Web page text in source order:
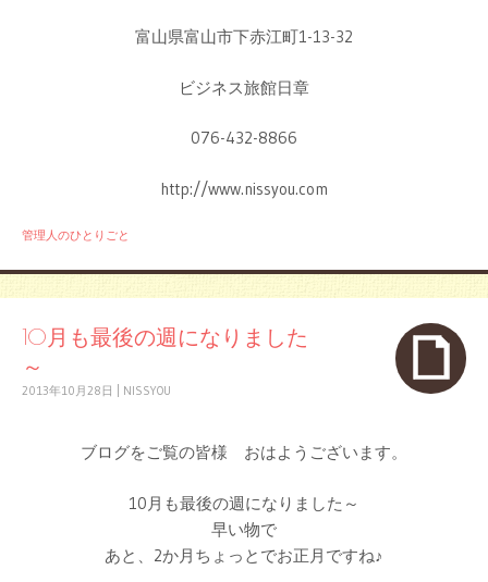
富山県富山市下赤江町1-13-32
ビジネス旅館日章
076-432-8866
http://www.nissyou.com
管理人のひとりごと
10月も最後の週になりました
～
2013年10月28日 NISSYOU
ブログをご覧の皆様 おはようございます。
10月も最後の週になりました～
早い物で
あと、2か月ちょっとでお正月ですね♪